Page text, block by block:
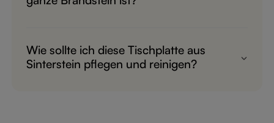
Wie sollte ich diese Tischplatte aus
Sinterstein pflegen und reinigen?